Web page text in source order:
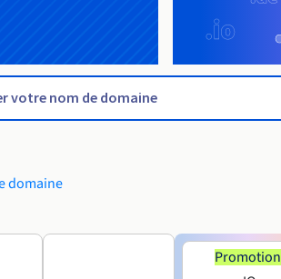
domaine
Promotion